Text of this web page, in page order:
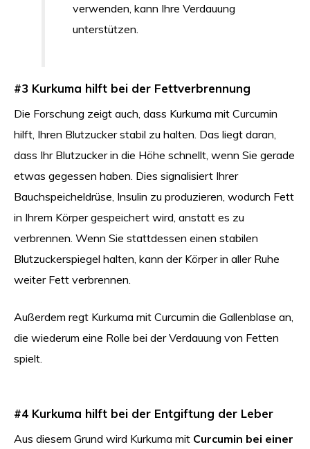
verwenden, kann Ihre Verdauung
unterstützen.
#3 Kurkuma hilft bei der Fettverbrennung
Die Forschung zeigt auch, dass Kurkuma mit Curcumin
hilft, Ihren Blutzucker stabil zu halten. Das liegt daran,
dass Ihr Blutzucker in die Höhe schnellt, wenn Sie gerade
etwas gegessen haben. Dies signalisiert Ihrer
Bauchspeicheldrüse, Insulin zu produzieren, wodurch Fett
in Ihrem Körper gespeichert wird, anstatt es zu
verbrennen. Wenn Sie stattdessen einen stabilen
Blutzuckerspiegel halten, kann der Körper in aller Ruhe
weiter Fett verbrennen.
Außerdem regt Kurkuma mit Curcumin die Gallenblase an,
die wiederum eine Rolle bei der Verdauung von Fetten
spielt.
#4 Kurkuma hilft bei der Entgiftung der Leber
Aus diesem Grund wird Kurkuma mit Curcumin bei einer